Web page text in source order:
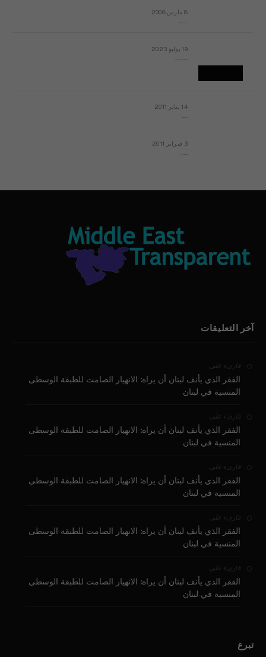
8 مارس 2008
19 يوليو 2023
14 يناير 2011
3 فبراير 2011
آخر التعليقات
قارىء على
الفقر الذي يأنف لبنان أن يراه: الانهيار الصامت للطبقة الوسطى
المنسية في لبنان
قارىء على
الفقر الذي يأنف لبنان أن يراه: الانهيار الصامت للطبقة الوسطى
المنسية في لبنان
قارىء على
الفقر الذي يأنف لبنان أن يراه: الانهيار الصامت للطبقة الوسطى
المنسية في لبنان
قارىء على
الفقر الذي يأنف لبنان أن يراه: الانهيار الصامت للطبقة الوسطى
المنسية في لبنان
قارىء على
الفقر الذي يأنف لبنان أن يراه: الانهيار الصامت للطبقة الوسطى
المنسية في لبنان
تبرع